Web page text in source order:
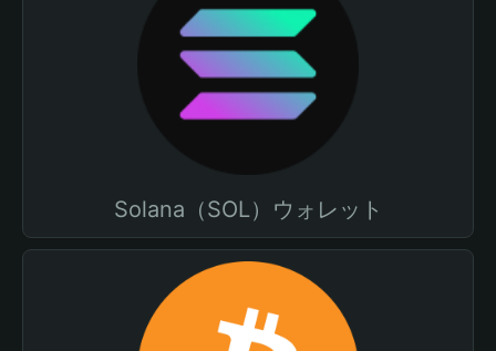
Solana（SOL）ウォレット